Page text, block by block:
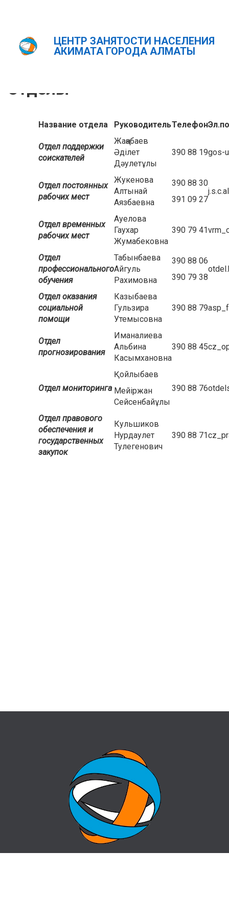
ЦЕНТР ЗАНЯТОСТИ НАСЕЛЕНИЯ
АКИМАТА ГОРОДА АЛМАТЫ
Главная Отделы
Отделы
Название отдела РуководительТелефон
Отдел поддержки
соискателей
Жаңабаев
Әділет
Дәулетұлы
390 88 19gos-
Отдел постоянных
рабочих мест
Жукенова
Алтынай
Аязбаевна
390 88 30
391 09 27
Отдел временных
рабочих мест
Ауелова
Гаухар
Жумабековна
390 79 41
Отдел
профессионального
обучения
Табынбаева
Айгуль
Рахимовна
390 88 06
390 79 38
Отдел оказания
социальной
помощи
Казыбаева
Гульзира
Утемысовна
390 88 79
Отдел
прогнозирования
Иманалиева
Альбина
Касымхановна
390 88 45
Отдел мониторинга
Қойлыбаев
Мейіржан
Сейсенбайұлы
390 88 76
Отдел правового
обеспечения и
государственных
закупок
Кульшиков
Нурдаулет
Тулегенович
390 88 71